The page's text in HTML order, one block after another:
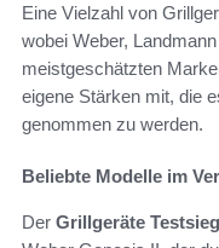
Eine Vielzahl von
wobei Weber,
meistgeschätzten
eigene Stärken mit, die
genommen zu werden.
Beliebte Modelle im
Der Grillgeräte